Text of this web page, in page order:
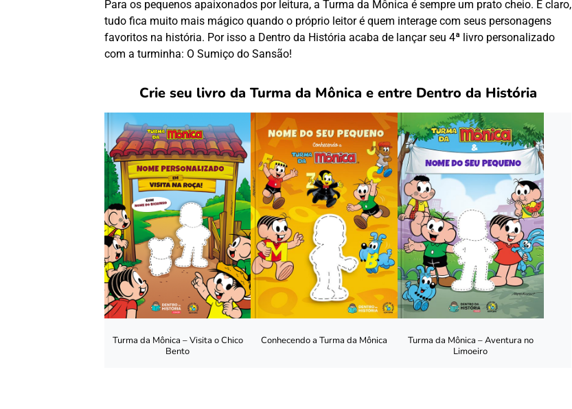
Para os pequenos apaixonados por leitura, a Turma da Mônica é sempre um prato cheio. E claro,
tudo fica muito mais mágico quando o próprio leitor é quem interage com seus personagens
favoritos na história. Por isso a Dentro da História acaba de lançar seu 4ª livro personalizado
com a turminha: O Sumiço do Sansão!
Crie seu livro da Turma da Mônica e entre Dentro da História
Turma da Mônica – Visita o Chico
Bento
Conhecendo a Turma da Mônica
Turma da Mônica – Aventura no
Limoeiro